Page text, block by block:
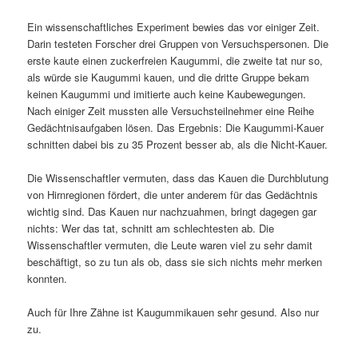
Ein wissenschaftliches Experiment bewies das vor einiger Zeit.
Darin testeten Forscher drei Gruppen von Versuchspersonen. Die
erste kaute einen zuckerfreien Kaugummi, die zweite tat nur so,
als würde sie Kaugummi kauen, und die dritte Gruppe bekam
keinen Kaugummi und imitierte auch keine Kaubewegungen.
Nach einiger Zeit mussten alle Versuchsteilnehmer eine Reihe
Gedächtnisaufgaben lösen. Das Ergebnis: Die Kaugummi-Kauer
schnitten dabei bis zu 35 Prozent besser ab, als die Nicht-Kauer.
Die Wissenschaftler vermuten, dass das Kauen die Durchblutung
von Hirnregionen fördert, die unter anderem für das Gedächtnis
wichtig sind. Das Kauen nur nachzuahmen, bringt dagegen gar
nichts: Wer das tat, schnitt am schlechtesten ab. Die
Wissenschaftler vermuten, die Leute waren viel zu sehr damit
beschäftigt, so zu tun als ob, dass sie sich nichts mehr merken
konnten.
Auch für Ihre Zähne ist Kaugummikauen sehr gesund. Also nur
zu.